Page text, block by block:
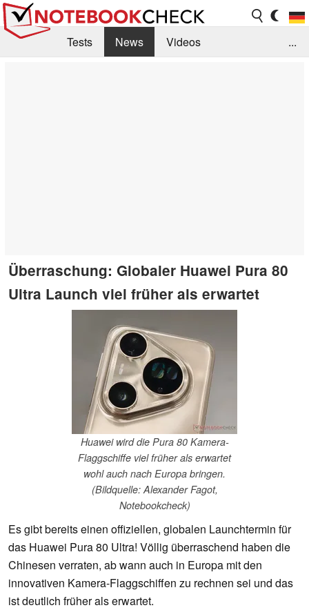
Tests News
Videos
...
Überraschung: Globaler Huawei Pura 80
Ultra Launch viel früher als erwartet
Huawei wird die Pura 80 Kamera-
Flaggschiffe viel früher als erwartet
wohl auch nach Europa bringen.
(Bildquelle: Alexander Fagot,
Notebookcheck)
Es gibt bereits einen offiziellen, globalen Launchtermin für
das Huawei Pura 80 Ultra! Völlig überraschend haben die
Chinesen verraten, ab wann auch in Europa mit den
innovativen Kamera-Flaggschiffen zu rechnen sei und das
ist deutlich früher als erwartet.